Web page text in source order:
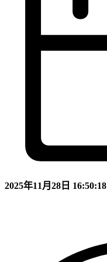
2025年11月28日 16:50:18